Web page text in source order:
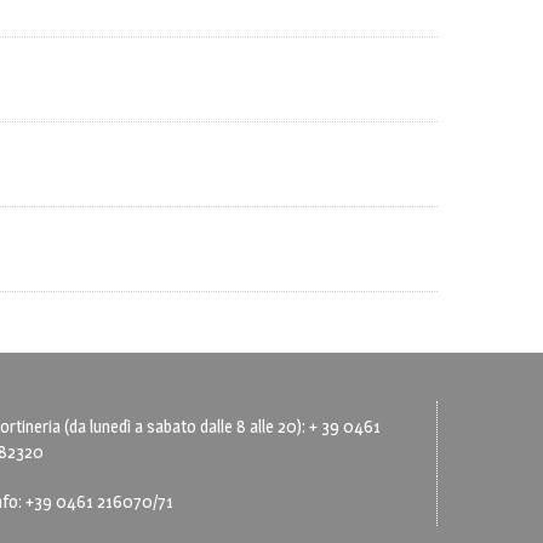
(da lunedì a sabato dalle 8 alle 20): + 39 0461
+39 0461 216070/71